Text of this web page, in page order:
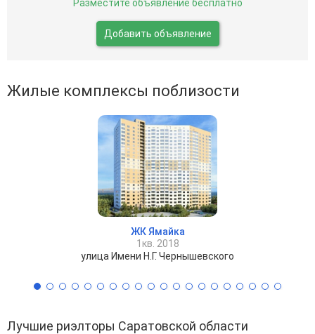
Разместите объявление бесплатно
Добавить объявление
Жилые комплексы поблизости
ЖК Ямайка
1кв. 2018
улица Имени Н.Г. Чернышевского
Лучшие риэлторы Саратовской области